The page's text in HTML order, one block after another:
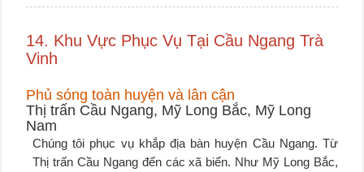
14. Khu Vực Phục Vụ Tại Cầu Ngang Trà
Vinh
Phủ sóng toàn huyện và lân cận
Thị trấn Cầu Ngang, Mỹ Long Bắc, Mỹ Long
Nam
Chúng tôi phục vụ khắp địa bàn huyện Cầu Ngang. Từ
Thị trấn Cầu Ngang đến các xã biển. Như Mỹ Long Bắc,